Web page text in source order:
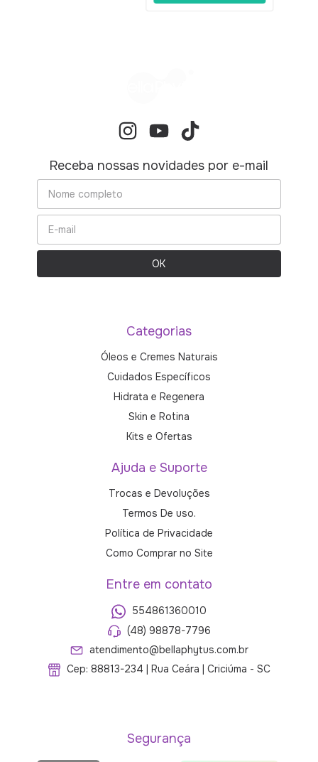
Receba nossas novidades por e-mail
Categorias
Óleos e Cremes Naturais
Cuidados Específicos
Hidrata e Regenera
Skin e Rotina
Kits e Ofertas
Ajuda e Suporte
Trocas e Devoluções
Termos De uso.
Política de Privacidade
Como Comprar no Site
Entre em contato
554861360010
(48) 98878-7796
atendimento@bellaphytus.com.br
Cep: 88813-234 | Rua Ceára | Criciúma - SC
Segurança